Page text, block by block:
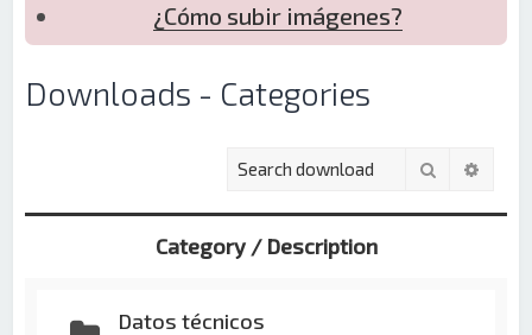
¿Cómo subir imágenes?
Downloads - Categories
Buscar
Category / Description
Datos técnicos